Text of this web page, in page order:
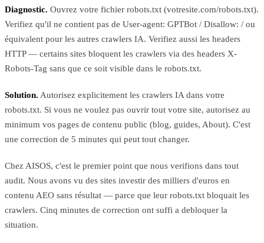
Diagnostic. Ouvrez votre fichier robots.txt (votresite.com/robots.txt).
Verifiez qu'il ne contient pas de User-agent: GPTBot / Disallow: / ou
équivalent pour les autres crawlers IA. Verifiez aussi les headers
HTTP — certains sites bloquent les crawlers via des headers X-
Robots-Tag sans que ce soit visible dans le robots.txt.
Solution. Autorisez explicitement les crawlers IA dans votre
robots.txt. Si vous ne voulez pas ouvrir tout votre site, autorisez au
minimum vos pages de contenu public (blog, guides, About). C'est
une correction de 5 minutes qui peut tout changer.
Chez AISOS, c'est le premier point que nous verifions dans tout
audit. Nous avons vu des sites investir des milliers d'euros en
contenu AEO sans résultat — parce que leur robots.txt bloquait les
crawlers. Cinq minutes de correction ont suffi a debloquer la
situation.